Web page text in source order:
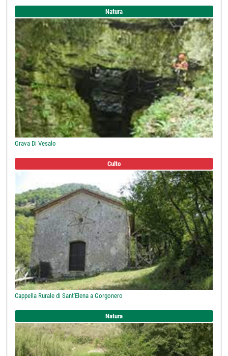
Natura
Grava Di Vesalo
Culto
Cappella Rurale di Sant'Elena a Gorgonero
Natura